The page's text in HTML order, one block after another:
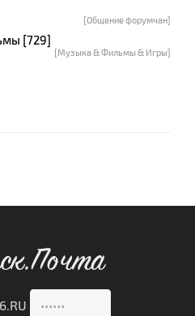
[Общение форумчан]
[729]
[Музыка & Фильмы & Игры]